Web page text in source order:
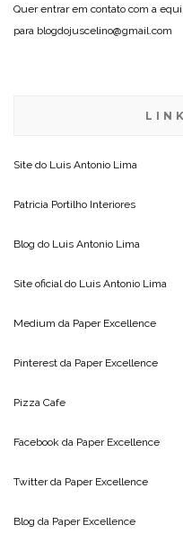
Quer entrar em contato com a
para blogdojuscelino@gmail.com
Site do Luis Antonio Lima
Patricia Portilho Interiores
Blog do Luis Antonio Lima
Site oficial do Luis Antonio Lima
Medium da Paper Excellence
Pinterest da Paper Excellence
Pizza Cafe
Facebook da Paper Excellence
Twitter da Paper Excellence
Blog da Paper Excellence